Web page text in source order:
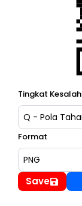
Tingkat
Format
Save